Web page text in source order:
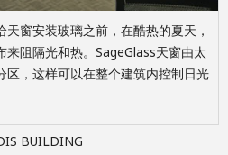
窗安装玻璃之前，在酷热的夏天，
来阻隔光和热。SageGlass天窗由太
区，这样可以在整个建筑内控制日光
BUILDING